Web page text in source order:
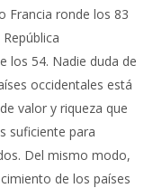
Francia ronde los 83
los 54. Nadie duda de
occidentales está
valor y riqueza que
suficiente para
Del mismo modo,
de los países